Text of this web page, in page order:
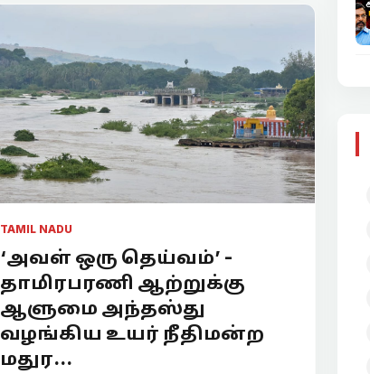
TAMIL NADU
‘அவள் ஒரு தெய்வம்’ -
தாமிரபரணி ஆற்றுக்கு
ஆளுமை அந்தஸ்து
வழங்கிய உயர் நீதிமன்ற
மதுர...